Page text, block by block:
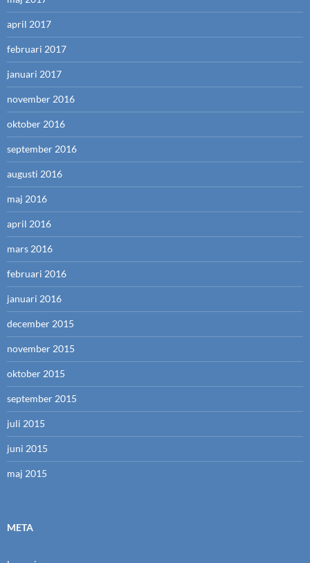
april 2017
februari 2017
januari 2017
november 2016
oktober 2016
september 2016
augusti 2016
maj 2016
april 2016
mars 2016
februari 2016
januari 2016
december 2015
november 2015
oktober 2015
september 2015
juli 2015
juni 2015
maj 2015
META